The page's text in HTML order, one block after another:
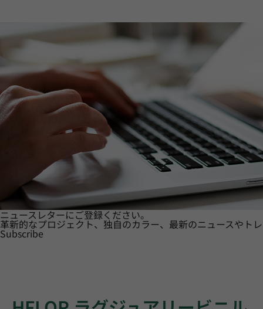
ニュースレターにご登録ください。
革新的なプロジェクト、独自のカラー、最新のニュースやト
Subscribe